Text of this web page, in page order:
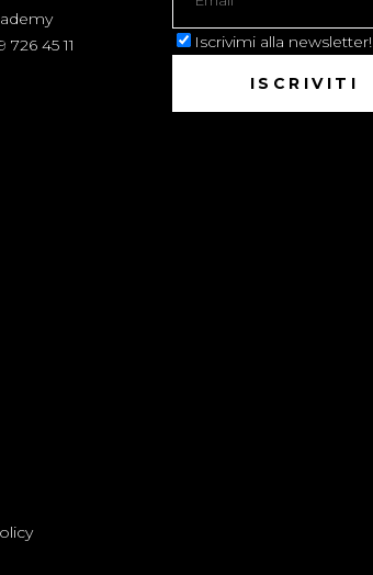
45 11
Iscrivimi alla newsletter!